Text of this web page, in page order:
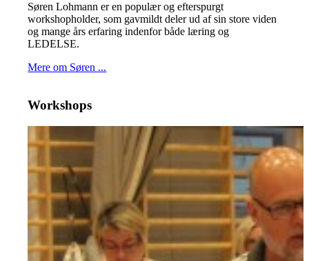
Søren Lohmann er en populær og efterspurgt
workshopholder, som gavmildt deler ud af sin store viden
og mange års erfaring indenfor både læring og
LEDELSE.
Mere om Søren ...
Workshops